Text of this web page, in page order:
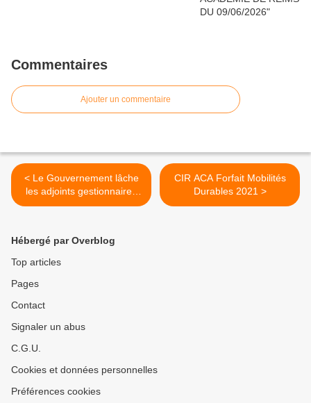
Commentaires
Ajouter un commentaire
< Le Gouvernement lâche
les adjoints gestionnaires
dans l’arrière-boutique des
CIR ACA Forfait Mobilités
Durables 2021 >
Hébergé par Overblog
Top articles
Pages
Contact
Signaler un abus
C.G.U.
Cookies et données personnelles
Préférences cookies